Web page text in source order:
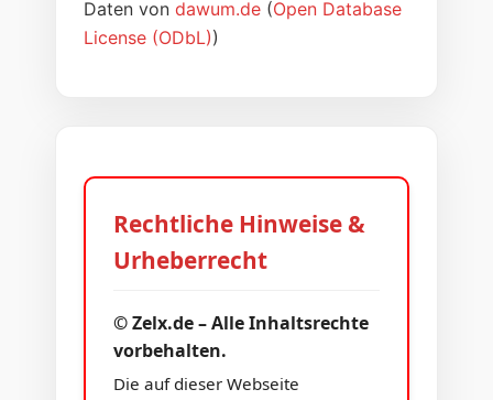
Daten vondawum.de (Open Database
License (ODbL))
Rechtliche Hinweise &
Urheberrecht
© Zelx.de – Alle Inhaltsrechte
vorbehalten.
Die auf dieser Webseite